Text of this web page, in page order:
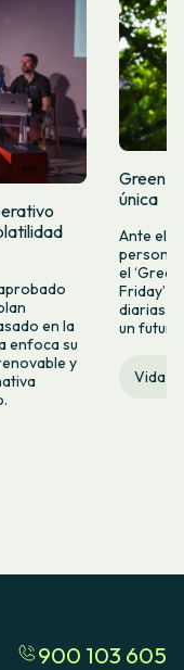
en la
enfoca su
y
Green
única
Ante el
el
Friday’
diarias y
un
Vida
900 103 605